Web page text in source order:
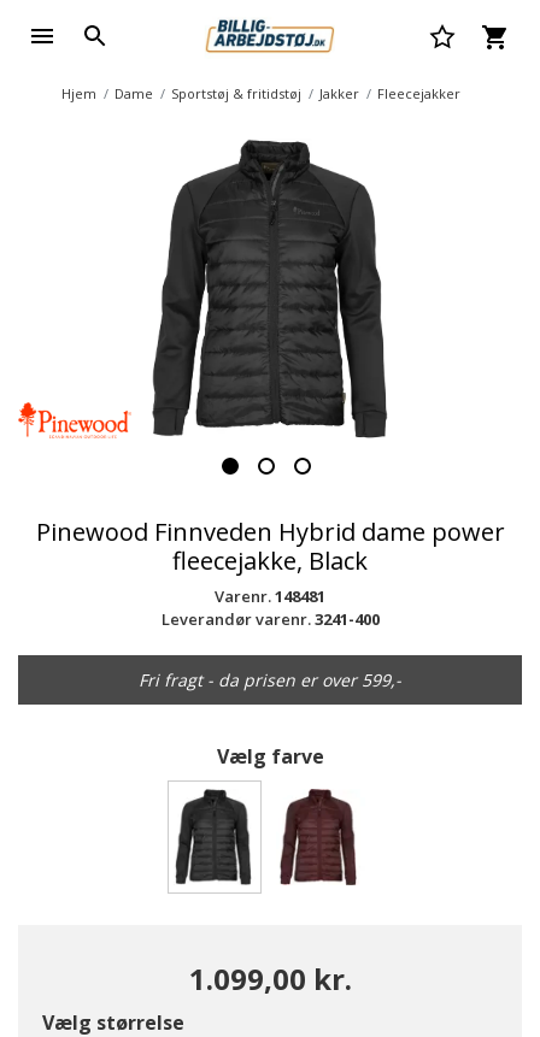
Hjem Dame Sportstøj & fritidstøj Jakker Fleecejakker
Pinewood Finnveden Hybrid dame power
fleecejakke, Black
Varenr.148481
Leverandør varenr.3241-400
Fri fragt - da prisen er over 599,-
Vælg farve
1.099,00 kr.
Vælg størrelse